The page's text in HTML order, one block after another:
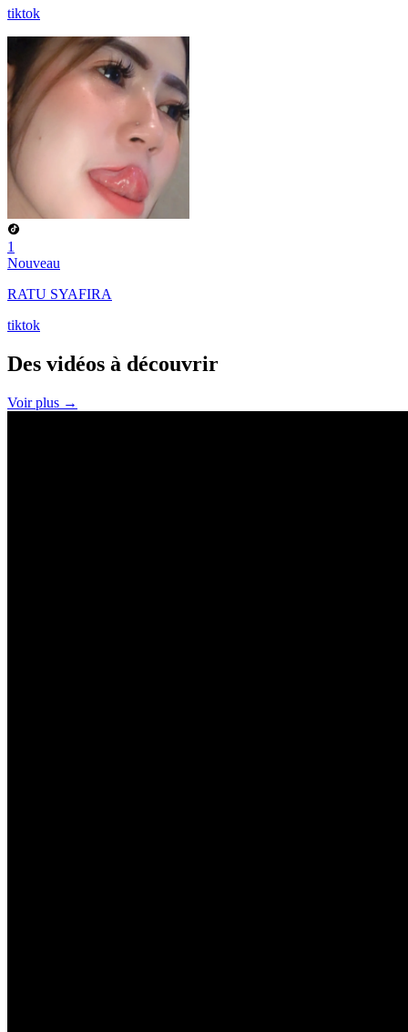
tiktok
1
Nouveau
RATU SYAFIRA
tiktok
Des vidéos à découvrir
Voir plus →